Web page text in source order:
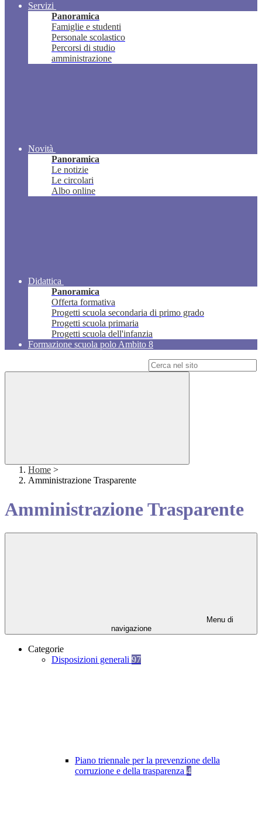
Servizi
Panoramica
Famiglie e studenti
Personale scolastico
Percorsi di studio
amministrazione
Novità
Panoramica
Le notizie
Le circolari
Albo online
Didattica
Panoramica
Offerta formativa
Progetti scuola secondaria di primo grado
Progetti scuola primaria
Progetti scuola dell'infanzia
Formazione scuola polo Ambito 8
Home >
Amministrazione Trasparente
Amministrazione Trasparente
Menu di
navigazione
Categorie
Disposizioni generali 97
Piano triennale per la prevenzione della
corruzione e della trasparenza 4